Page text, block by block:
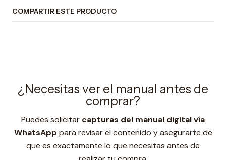
COMPARTIR ESTE PRODUCTO
¿Necesitas ver el manual antes de
comprar?
Puedes solicitar capturas del manual digital vía
WhatsApp para revisar el contenido y asegurarte de
que es exactamente lo que necesitas antes de